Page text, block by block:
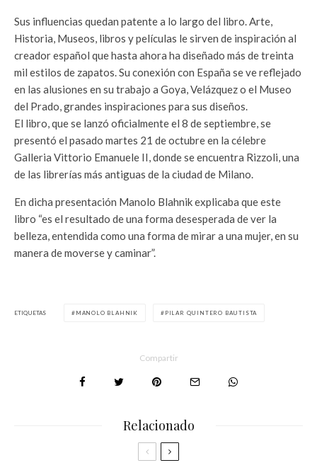
Sus influencias quedan patente a lo largo del libro. Arte,
Historia, Museos, libros y películas le sirven de inspiración al
creador español que hasta ahora ha diseñado más de treinta
mil estilos de zapatos. Su conexión con España se ve reflejado
en las alusiones en su trabajo a Goya, Velázquez o el Museo
del Prado, grandes inspiraciones para sus diseños.
El libro, que se lanzó oficialmente el 8 de septiembre, se
presentó el pasado martes 21 de octubre en la célebre
Galleria Vittorio Emanuele II, donde se encuentra Rizzoli, una
de las librerías más antiguas de la ciudad de Milano.
En dicha presentación Manolo Blahnik explicaba que este
libro “es el resultado de una forma desesperada de ver la
belleza, entendida como una forma de mirar a una mujer, en su
manera de moverse y caminar”.
ETIQUETAS MANOLO BLAHNIK PILAR QUINTERO BAUTISTA
Compartir
Relacionado